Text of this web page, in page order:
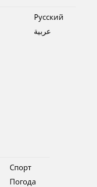
Pусский
عربية
Спорт
Погода